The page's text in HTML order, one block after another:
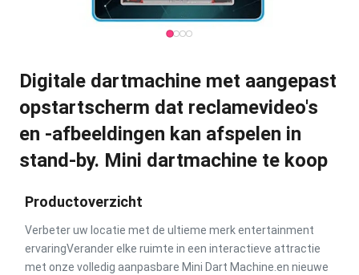
Digitale dartmachine met aangepast
opstartscherm dat reclamevideo's
en -afbeeldingen kan afspelen in
stand-by. Mini dartmachine te koop
Productoverzicht
Verbeter uw locatie met de ultieme merk entertainment
ervaringVerander elke ruimte in een interactieve attractie
met onze volledig aanpasbare Mini Dart Machine.en nieuwe